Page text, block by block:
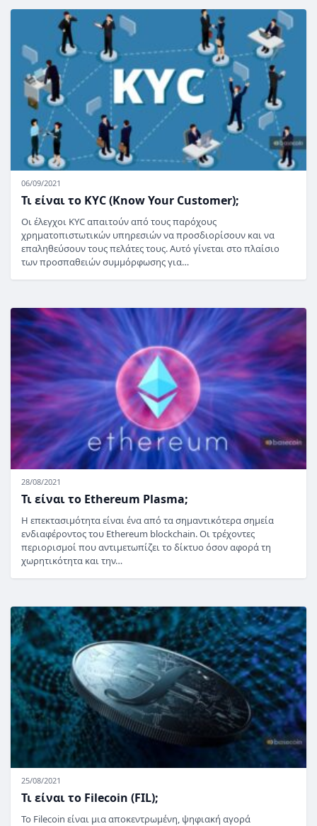
06/09/2021
Τι είναι το KYC (Know Your Customer);
Οι έλεγχοι KYC απαιτούν από τους παρόχους
χρηματοπιστωτικών υπηρεσιών να προσδιορίσουν και να
επαληθεύσουν τους πελάτες τους. Αυτό γίνεται στο πλαίσιο
των προσπαθειών συμμόρφωσης για…
28/08/2021
Τι είναι το Ethereum Plasma;
Η επεκτασιμότητα είναι ένα από τα σημαντικότερα σημεία
ενδιαφέροντος του Ethereum blockchain. Οι τρέχοντες
περιορισμοί που αντιμετωπίζει το δίκτυο όσον αφορά τη
χωρητικότητα και την…
25/08/2021
Τι είναι το Filecoin (FIL);
Το Filecoin είναι μια αποκεντρωμένη, ψηφιακή αγορά